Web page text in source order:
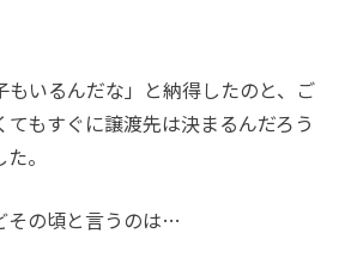
いるんだな」と納得したのと、ご
もすぐに譲渡先は決まるんだろう
。
その頃と言うのは…